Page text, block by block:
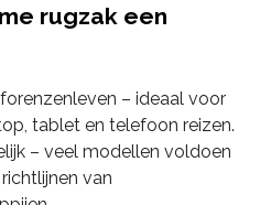
rugzak een
– ideaal voor
tablet en telefoon reizen.
– veel modellen voldoen
van